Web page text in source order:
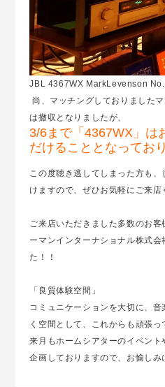
JBL 4367WX MarkLevenson
尚、マッチングしておりました
は撤収となりましたが、
3/6まで「4367WX」は
だけることとなってお
この度聴き逃してしまった方も
けますので、ぜひお気軽にご来店
ご来店いただきました多数のお
ーマンインターナショナル株式
た！！
「良質体験空間」
コミュニケーションを大切に、
く空間として、これからも頑張っ
来月もホームシアターのイベン
企画しておりますので、お愉しみ